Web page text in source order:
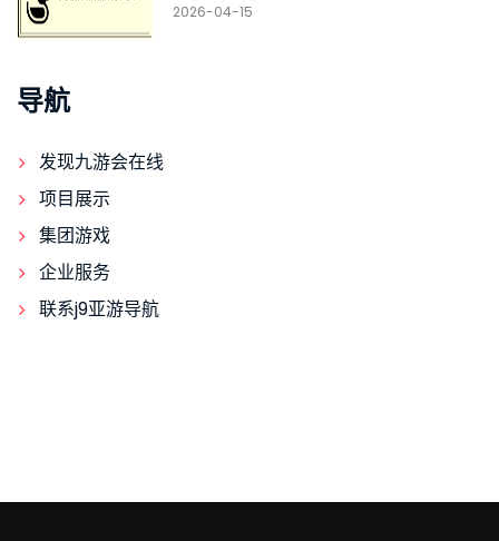
2026-04-15
导航
发现九游会在线
项目展示
集团游戏
企业服务
联系j9亚游导航